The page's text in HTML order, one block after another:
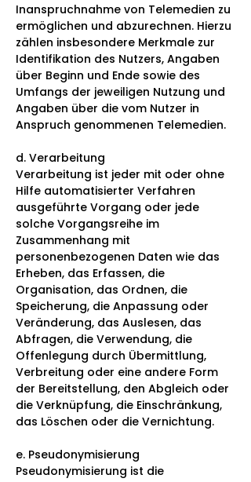
Inanspruchnahme von Telemedien zu
ermöglichen und abzurechnen. Hierzu
zählen insbesondere Merkmale zur
Identifikation des Nutzers, Angaben
über Beginn und Ende sowie des
Umfangs der jeweiligen Nutzung und
Angaben über die vom Nutzer in
Anspruch genommenen Telemedien.
d. Verarbeitung
Verarbeitung ist jeder mit oder ohne
Hilfe automatisierter Verfahren
ausgeführte Vorgang oder jede
solche Vorgangsreihe im
Zusammenhang mit
personenbezogenen Daten wie das
Erheben, das Erfassen, die
Organisation, das Ordnen, die
Speicherung, die Anpassung oder
Veränderung, das Auslesen, das
Abfragen, die Verwendung, die
Offenlegung durch Übermittlung,
Verbreitung oder eine andere Form
der Bereitstellung, den Abgleich oder
die Verknüpfung, die Einschränkung,
das Löschen oder die Vernichtung.
e. Pseudonymisierung
Pseudonymisierung ist die